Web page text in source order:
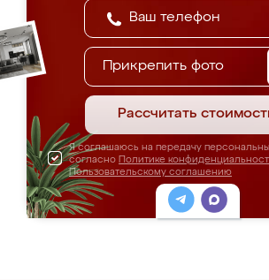
Прикрепить фото
Рассчитать
Я соглашаюсь на передачу
согласно Политике
Пользовательскому соглашению